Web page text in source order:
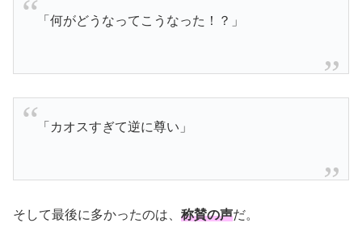
「何がどうなってこうなった！？」
「カオスすぎて逆に尊い」
そして最後に多かったのは、 称賛の声だ。